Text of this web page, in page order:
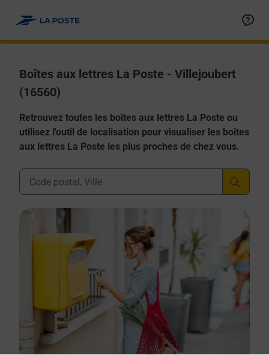
Boîtes aux lettres La Poste - Villejoubert
(16560)
Retrouvez toutes les boîtes aux lettres La Poste ou
utilisez l'outil de localisation pour visualiser les boîtes
aux lettres La Poste les plus proches de chez vous.
Ville, Département, Code Postal